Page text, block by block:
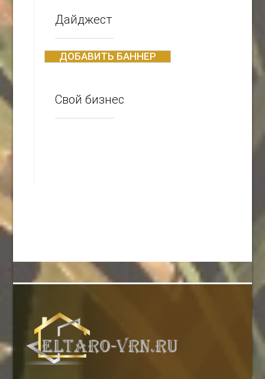
Дайджест
ДОБАВИТЬ БАННЕР
Свой бизнес